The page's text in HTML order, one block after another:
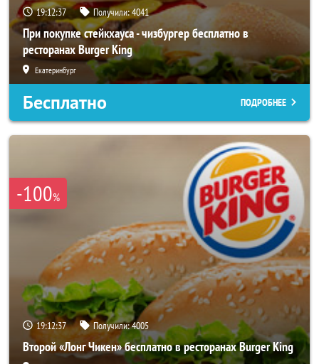
19:12:33 Получили:4041
При покупке стейкхауса - чизбургер бесплатно в
ресторанах Burger King
Екатеринбург
Бесплатно ПОДРОБНЕЕ
-100%
19:12:33 Получили:4005
Второй «Лонг Чикен» бесплатно в ресторанах Burger King